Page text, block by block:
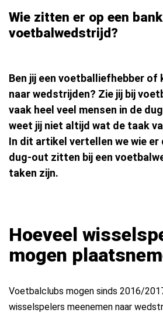
Wie zitten er op een
voetbalwedstrijd?
Ben jij een voetballiefhebber of
naar wedstrijden? Zie jij bij
vaak heel veel mensen in de
weet jij niet altijd wat de taak
In dit artikel vertellen we wie er
dug-out zitten bij een
taken zijn.
Hoeveel
mogen
Voetbalclubs mogen sinds 2016/
wisselspelers meenemen naar